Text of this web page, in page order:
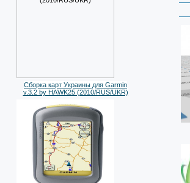
Сборка карт Украины для Garmin
v.3.2 by HAWK25 (2010/RUS/UKR)